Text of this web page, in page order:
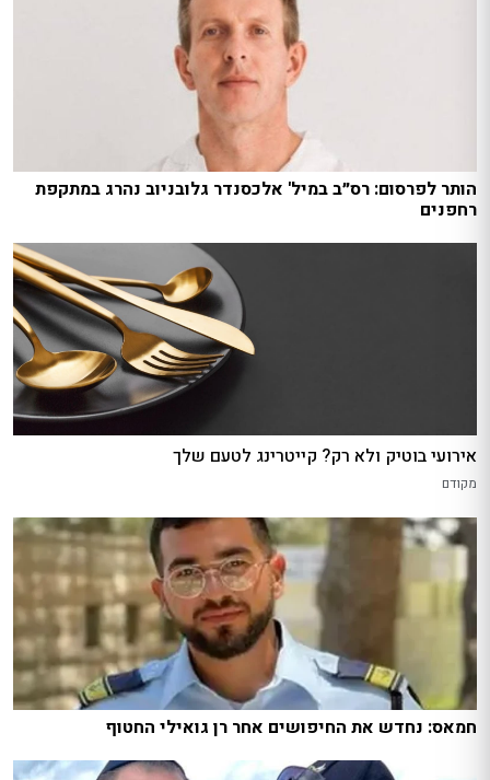
הותר לפרסום: רס״ב במיל' אלכסנדר גלובניוב נהרג במתקפת
רחפנים
אירועי בוטיק ולא רק? קייטרינג לטעם שלך
מקודם
חמאס: נחדש את החיפושים אחר רן גואילי החטוף